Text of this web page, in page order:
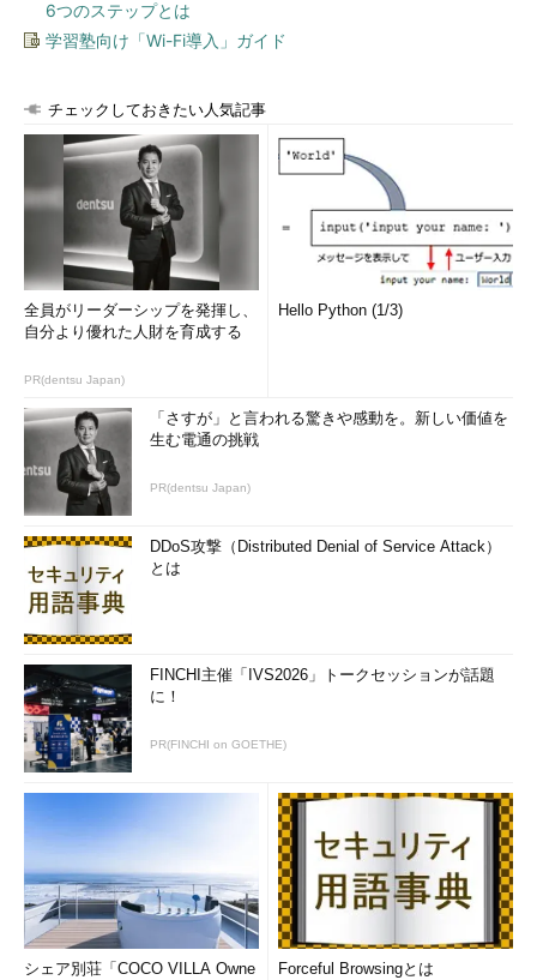
6つのステップとは
学習塾向け「Wi-Fi導入」ガイド
チェックしておきたい人気記事
全員がリーダーシップを発揮し、
自分より優れた人財を育成する
PR(dentsu Japan)
Hello Python (1/3)
「さすが」と言われる驚きや感動を。新しい価値を
生む電通の挑戦
PR(dentsu Japan)
DDoS攻撃（Distributed Denial of Service Attack）
とは
FINCHI主催「IVS2026」トークセッションが話題
に！
PR(FINCHI on GOETHE)
シェア別荘「COCO VILLA Owne
Forceful Browsingとは